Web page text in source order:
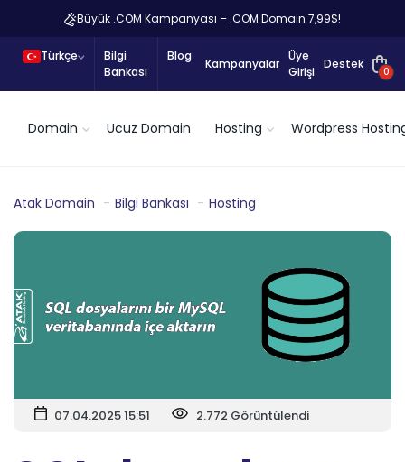
Büyük .COM Kampanyası – .COM Domain 7,99$!
Türkçe
Bilgi
Bankası
Blog
Kampanyalar
Üye
Girişi
Destek
0
Domain Ucuz Domain Hosting Wordpress
Atak Domain Bilgi Bankası Hosting
07.04.2025 15:51 2.772 Görüntülendi